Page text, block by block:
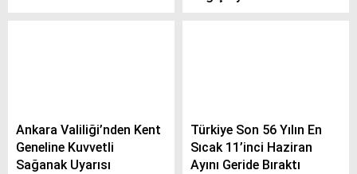
Ankara Valiliği’nden Kent
Geneline Kuvvetli
Sağanak Uyarısı
Türkiye Son 56 Yılın En
Sıcak 11’inci Haziran
Ayını Geride Bıraktı